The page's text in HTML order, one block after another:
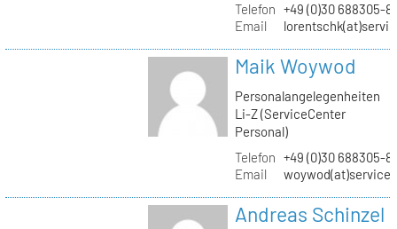
Telefon +49 (0)30 688305-
Email
Maik Woywod
Personalangelegenheiten
Li-Z (ServiceCenter
Personal)
Telefon +49 (0)30 688305-
Email
Andreas Schinzel